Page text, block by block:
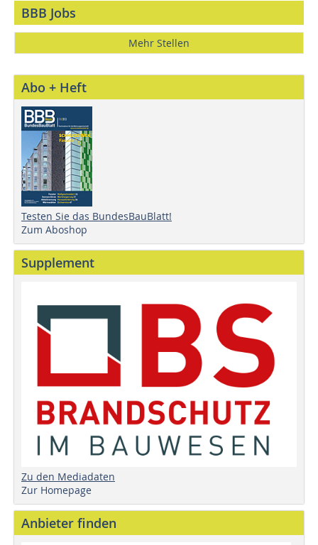
BBB Jobs
Mehr Stellen
Abo + Heft
Testen Sie das BundesBauBlatt!
Zum Aboshop
Supplement
Zu den Mediadaten
Zur Homepage
Anbieter finden